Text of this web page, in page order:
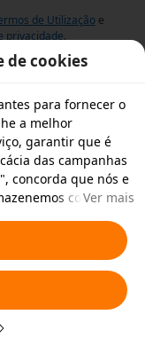
de Utilizaçãoe
privacidade.
de cookies
para fornecer o
a melhor
garantir que é
das campanhas
concorda que nós e
cookies e
os cookies não
que pretende
cookies" abaixo
de privacidade.
nossaPolítica relativa
Ver mais